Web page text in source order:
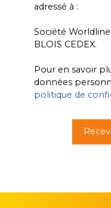
adressé à :
Société Worldline,
BLOIS CEDEX.
Pour en savoir
données
politique de